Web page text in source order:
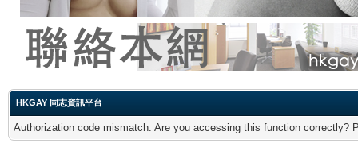
HKGAY 同志資訊平台
Authorization code mismatch. Are you accessing this function correctly?